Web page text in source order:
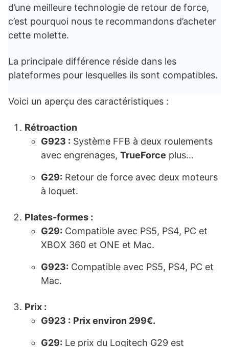
d’une meilleure technologie de retour de force,
c’est pourquoi nous te recommandons d’acheter
cette molette.
La principale différence réside dans les
plateformes pour lesquelles ils sont compatibles.
Voici un aperçu des caractéristiques :
Rétroaction
G923 : Système FFB à deux roulements
avec engrenages, TrueForce plus…
G29: Retour de force avec deux moteurs
à loquet.
Plates-formes :
G29: Compatible avec PS5, PS4, PC et
XBOX 360 et ONE et Mac.
G923: Compatible avec PS5, PS4, PC et
Mac.
Prix :
G923 : Prix environ 299€.
G29: Le prix du Logitech G29 est